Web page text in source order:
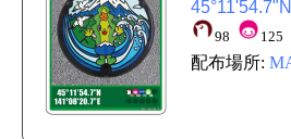
98 125
配布場所: